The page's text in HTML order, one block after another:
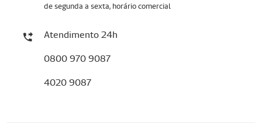
de segunda a sexta, horário comercial
Atendimento 24h
0800 970 9087
4020 9087